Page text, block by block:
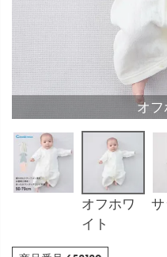
オフ
オフホワ
イト
サ